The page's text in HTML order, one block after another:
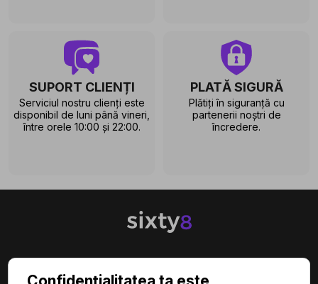
SUPORT CLIENȚI
Serviciul nostru clienți este
disponibil de luni până vineri,
între orele 10:00 și 22:00.
PLATĂ SIGURĂ
Plătiți în siguranță cu
partenerii noștri de
încredere.
CATEGORII